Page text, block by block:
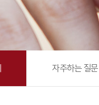
자주하는 질문